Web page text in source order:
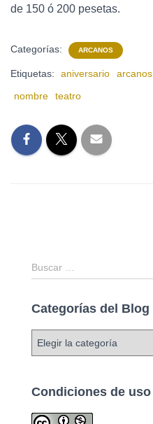
de 150 ó 200 pesetas.
Categorías: ARCANOS
Etiquetas: aniversario arcanos
nombre
teatro
Buscar …
Categorías del Blog
Condiciones de uso